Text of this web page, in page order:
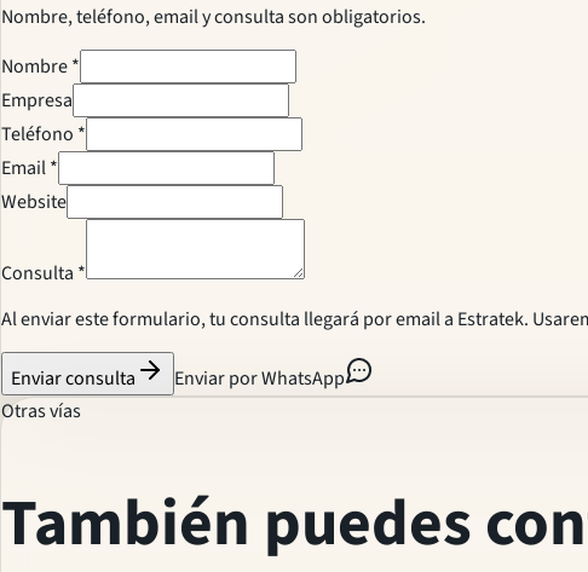
Nombre, teléfono, email y consulta son obligatorios.
Nombre*
Empresa
Teléfono *
Email*
Website
Consulta *
Al enviar este formulario, tu consulta llegará por email a Estratek.
Enviar consulta
Enviar por WhatsApp
Otras vías
También puedes